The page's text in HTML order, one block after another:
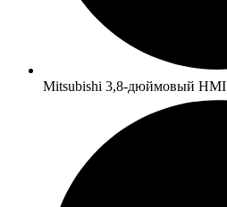
Mitsubishi 3,8-дюймовый HMI